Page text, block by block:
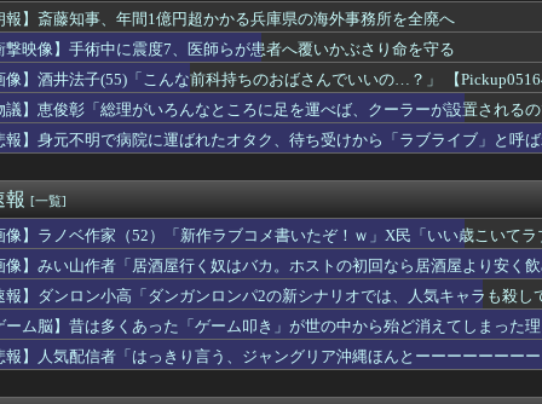
が好き？ 狭山そば、富士そば、ゆで太郎、小諸そば、箱根そば、...
の社会保障、岐路に 財源5兆円見通し立たず
。だから結婚しても一切関わらなくていい」私「うん」彼氏「その...
でトプロの中の人がトプロを育成！
ゃる、引退を発表 8月9日の誕生日配信で詳細を説明「ずっ...
切りってこうやって作られてたのか」
サルが筆文字で匂わせ投稿…ようやく来たか
暮らししてるんだけど、義兄嫁に「来年娘が大学受験だから家に居...
する予定だけど、プランナーに「お祝いは辞退してお車代や引出物...
人行動、おかしいですか
も言わず辞めた。労働局「パワハラの通報がありました」俺「えっ...
初のバンコクPOPUP開催、現地イラストレーターnida...
PARTYと初のコラボレーション！「盛れるのに...
い」中国国防省が防衛白書に反発 「日本の新型軍国主義」と批判 ...
ないので娘が4歳の時に思い切って妻にDND鑑定をやりたいと言...
報】斎藤知事、年間1億円超かかる兵庫県の海外事務所を全廃へ
撃映像】手術中に震度7、医師らが患者へ覆いかぶさり命を守る
像】酒井法子(55)「こんな前科持ちのおばさんでいいの…？」 【
議】恵俊彰「総理がいろんなところに足を運べば、クーラーが設置される
報】身元不明で病院に運ばれたオタク、待ち受けから「ラブライブ」と呼
報 [一覧]
像】ラノベ作家（52）「新作ラブコメ書いたぞ！ｗ」X民「いい歳こいて
ｗと話題に
像】みい山作者「居酒屋行く奴はバカ。ホストの初回なら居酒屋より安く
報】ダンロン小高「ダンガンロンパ2の新シナリオでは、人気キャラも殺し
ーム脳】昔は多くあった「ゲーム叩き」が世の中から殆ど消えてしまった
報】人気配信者「はっきり言う、ジャングリア沖縄ほんとーーーーーーー